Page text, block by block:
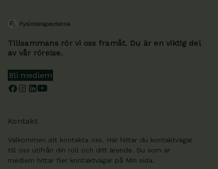
Tillsammans rör vi oss framåt. Du är en viktig del
av vår rörelse.
Bli medlem
Kontakt
Välkommen att kontakta oss. Här hittar du kontaktvägar
till oss utifrån din roll och ditt ärende. Du som är
medlem hittar fler kontaktvägar på Min sida.